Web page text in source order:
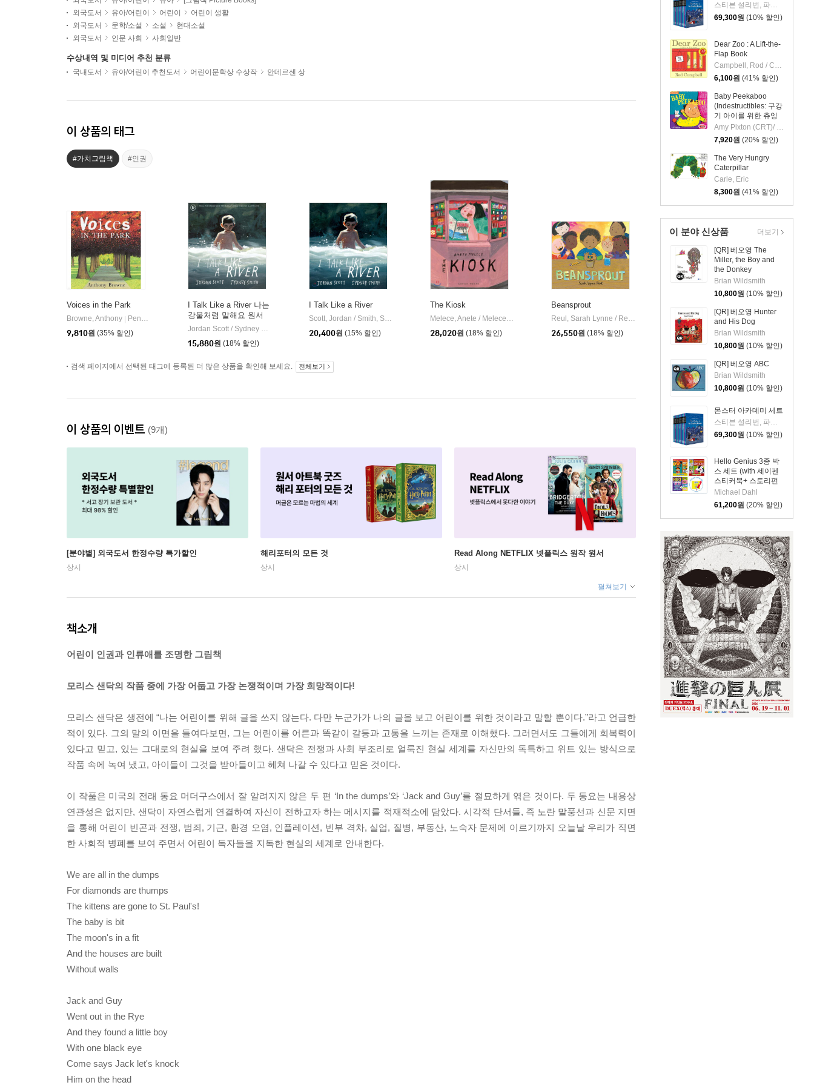
스티븐 설리번, 파멜라 제인, 알리사 위싱래드, 브라이언 랭도, 데이비드 닐슨
69,300원 (10% 할인)
Dear Zoo : A Lift-the-
Flap Book
6,100원 (41% 할인)
Baby Peekaboo
(Indestructibles: 구강
기 아이를 위한 츄잉
북 시리즈)
7,920원 (20% 할인)
The Very Hungry
Caterpillar
Carle, Eric
8,300원 (41% 할인)
이 분야 신상품
[QR] 베오영 The
Miller, the Boy and
the Donkey
Brian Wildsmith
10,800원 (10% 할인)
[QR] 베오영 Hunter
and His Dog
Brian Wildsmith
10,800원 (10% 할인)
[QR] 베오영 ABC
Brian Wildsmith
10,800원 (10% 할인)
몬스터 아카데미 세트
69,300원 (10% 할인)
Hello Genius 3종 박
스 세트 (with 세이펜
스티커북+ 스토리펀
앱 QR 이용권)
Michael Dahl
61,200원 (20% 할인)
더보기
외국도서
유아/어린이 어린이
어린이 생활
외국도서
문학/소설 소설
현대소설
외국도서
인문 사회 사회일반
수상내역 및 미디어 추천 분류
국내도서 유아/어린이 추천도서 어린이문학상 수상작 안데르센 상
이 상품의 태그
#가치그림책 #인권
Voices in the Park
Browne, Anthony
Penguin Random House Children's UK
9,810원 (35% 할인)
I Talk Like a River 나는
강물처럼 말해요 원서
Jordan Scott / Sydney Smith (ILT)
Walker Books
15,880원 (18% 할인)
I Talk Like a River
Scott, Jordan / Smith, Sydney
Neal Porter Books
20,400원 (15% 할인)
The Kiosk
Melece, Anete / Melece, Anete
Lerner Publishing Group
28,020원 (18% 할인)
Beansprout
Reul, Sarah Lynne / Reul, Sarah Lynne | Charlesbridge Publishing
26,550원 (18% 할인)
검색 페이지에서 선택된 태그에 등록된 더 많은 상품을 확인해 보세요. 전체보기
이 상품의 이벤트 (9개)
[분야별] 외국도서 한정수량 특가할인
상시
해리포터의 모든 것
상시
Read Along NETFLIX 넷플릭스 원작 원서
상시
펼쳐보기
책소개
어린이 인권과 인류애를 조명한 그림책
모리스 샌닥의 작품 중에 가장 어둡고 가장 논쟁적이며 가장 희망적이다!
모리스 샌닥은 생전에 “나는 어린이를 위해 글을 쓰지 않는다. 다만 누군가가 나의 글을 보고 어린이를 위한 것이라고 말할 뿐이다.”라고 언급한
적이 있다. 그의 말의 이면을 들여다보면, 그는 어린이를 어른과 똑같이 갈등과 고통을 느끼는 존재로 이해했다. 그러면서도 그들에게 회복력이
있다고 믿고, 있는 그대로의 현실을 보여 주려 했다. 샌닥은 전쟁과 사회 부조리로 얼룩진 현실 세계를 자신만의 독특하고 위트 있는 방식으로
작품 속에 녹여 냈고, 아이들이 그것을 받아들이고 헤쳐 나갈 수 있다고 믿은 것이다.
이 작품은 미국의 전래 동요 머더구스에서 잘 알려지지 않은 두 편 ‘In the dumps’와 ‘Jack and Guy’를 절묘하게 엮은 것이다. 두 동요는 내용상
연관성은 없지만, 샌닥이 자연스럽게 연결하여 자신이 전하고자 하는 메시지를 적재적소에 담았다. 시각적 단서들, 즉 노란 말풍선과 신문 지면
을 통해 어린이 빈곤과 전쟁, 범죄, 기근, 환경 오염, 인플레이션, 빈부 격차, 실업, 질병, 부동산, 노숙자 문제에 이르기까지 오늘날 우리가 직면
한 사회적 병폐를 보여 주면서 어린이 독자들을 지독한 현실의 세계로 안내한다.
We are all in the dumps
For diamonds are thumps
The kittens are gone to St. Paul's!
The baby is bit
The moon's in a fit
And the houses are built
Without walls
Jack and Guy
Went out in the Rye
And they found a little boy
With one black eye
Come says Jack let's knock
Him on the head